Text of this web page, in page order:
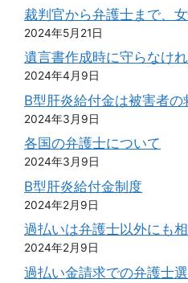
裁判官から弁護士まで、
2024年5月21日
遺言書作成時に守らなけ
2024年4月9日
B型肝炎給付金は被害者の
2024年3月9日
各国の弁護士について
2024年3月9日
B型肝炎給付金制度
2024年2月9日
過払いは弁護士以外にも
2024年2月9日
過払い金請求での弁護士